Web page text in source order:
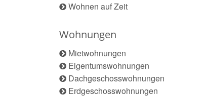
Wohnen auf Zeit
Wohnungen
Mietwohnungen
Eigentumswohnungen
Dachgeschosswohnungen
Erdgeschosswohnungen